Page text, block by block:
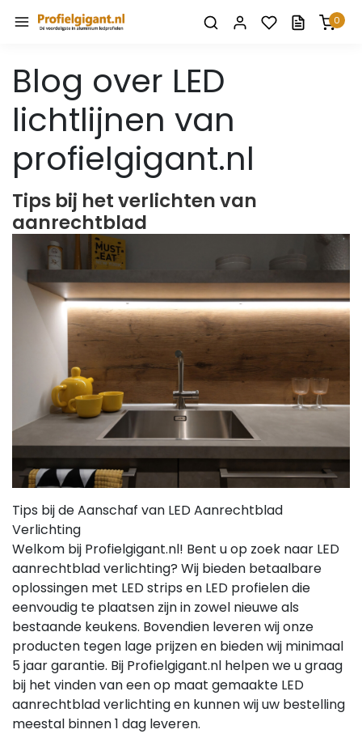
0
Blog over LED
lichtlijnen van
profielgigant.nl
Tips bij het verlichten van
aanrechtblad
Tips bij de Aanschaf van LED Aanrechtblad
Verlichting
Welkom bij Profielgigant.nl! Bent u op zoek naar LED
aanrechtblad verlichting? Wij bieden betaalbare
oplossingen met LED strips en LED profielen die
eenvoudig te plaatsen zijn in zowel nieuwe als
bestaande keukens. Bovendien leveren wij onze
producten tegen lage prijzen en bieden wij minimaal
5 jaar garantie. Bij Profielgigant.nl helpen we u graag
bij het vinden van een op maat gemaakte LED
aanrechtblad verlichting en kunnen wij uw bestelling
meestal binnen 1 dag leveren.